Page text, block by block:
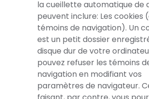
la cueillette automatique de
peuvent inclure: Les cookies
témoins de navigation). Un
est un petit dossier
disque dur de votre
pouvez refuser les témoins
navigation en modifiant vos
paramètres de navigateur.